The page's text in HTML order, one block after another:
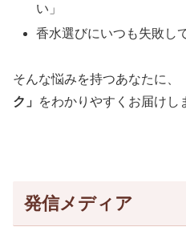
い」
香水選びにいつも失敗し
そんな悩みを持つあなたに、
ク」
をわかりやすくお届けし
発信メディア